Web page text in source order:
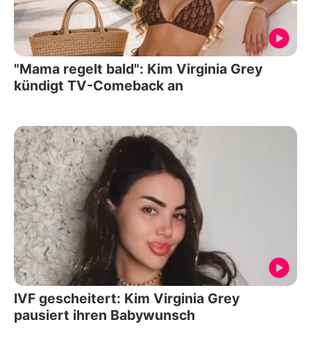
"Mama regelt bald": Kim Virginia Grey
kündigt TV-Comeback an
IVF gescheitert: Kim Virginia Grey
pausiert ihren Babywunsch